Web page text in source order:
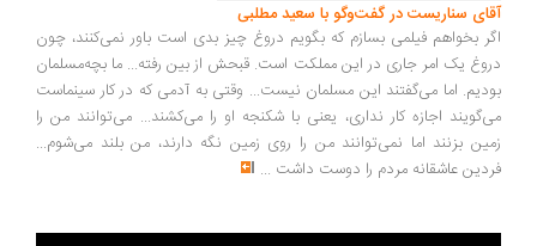
سناریست در گفت‌وگو با سعید مطلبی
بخواهم فیلمی بسازم که بگویم دروغ چیز بدی است باور نمی‌کنند، چون
یک امر جاری در این مملکت است. قبحش از بین رفته... ما بچه‌مسلمان
اما می‌گفتند این مسلمان نیست... وقتی به آدمی که در کار سینماست
اجازه کار نداری، یعنی با شکنجه او را می‌کشند... می‌توانند من را
بزنند اما نمی‌توانند من را روی زمین نگه دارند، من بلند می‌شوم...
عاشقانه مردم را دوست داشت ...